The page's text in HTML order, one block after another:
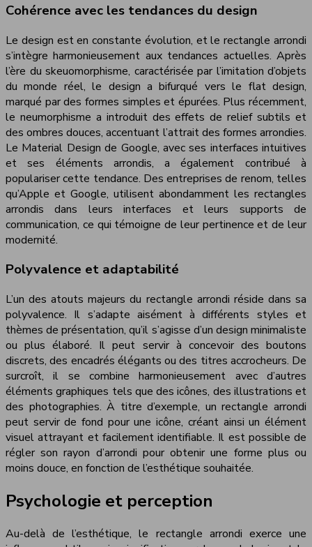
Cohérence avec les tendances du design
Le design est en constante évolution, et le rectangle arrondi
s’intègre harmonieusement aux tendances actuelles. Après
l’ère du skeuomorphisme, caractérisée par l’imitation d’objets
du monde réel, le design a bifurqué vers le flat design,
marqué par des formes simples et épurées. Plus récemment,
le neumorphisme a introduit des effets de relief subtils et
des ombres douces, accentuant l’attrait des formes arrondies.
Le Material Design de Google, avec ses interfaces intuitives
et ses éléments arrondis, a également contribué à
populariser cette tendance. Des entreprises de renom, telles
qu’Apple et Google, utilisent abondamment les rectangles
arrondis dans leurs interfaces et leurs supports de
communication, ce qui témoigne de leur pertinence et de leur
modernité.
Polyvalence et adaptabilité
L’un des atouts majeurs du rectangle arrondi réside dans sa
polyvalence. Il s’adapte aisément à différents styles et
thèmes de présentation, qu’il s’agisse d’un design minimaliste
ou plus élaboré. Il peut servir à concevoir des boutons
discrets, des encadrés élégants ou des titres accrocheurs. De
surcroît, il se combine harmonieusement avec d’autres
éléments graphiques tels que des icônes, des illustrations et
des photographies. À titre d’exemple, un rectangle arrondi
peut servir de fond pour une icône, créant ainsi un élément
visuel attrayant et facilement identifiable. Il est possible de
régler son rayon d’arrondi pour obtenir une forme plus ou
moins douce, en fonction de l’esthétique souhaitée.
Psychologie et perception
Au-delà de l’esthétique, le rectangle arrondi exerce une